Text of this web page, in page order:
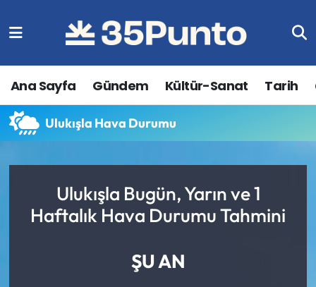
Ana Sayfa Gündem Kültür-Sanat Tarih
Ulukışla Hava Durumu
Ulukışla Bugün, Yarın ve 1
Haftalık Hava Durumu Tahmini
ŞU AN